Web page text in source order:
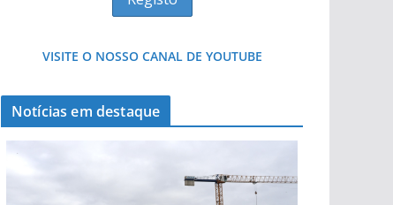
VISITE O NOSSO CANAL DE YOUTUBE
Notícias em destaque